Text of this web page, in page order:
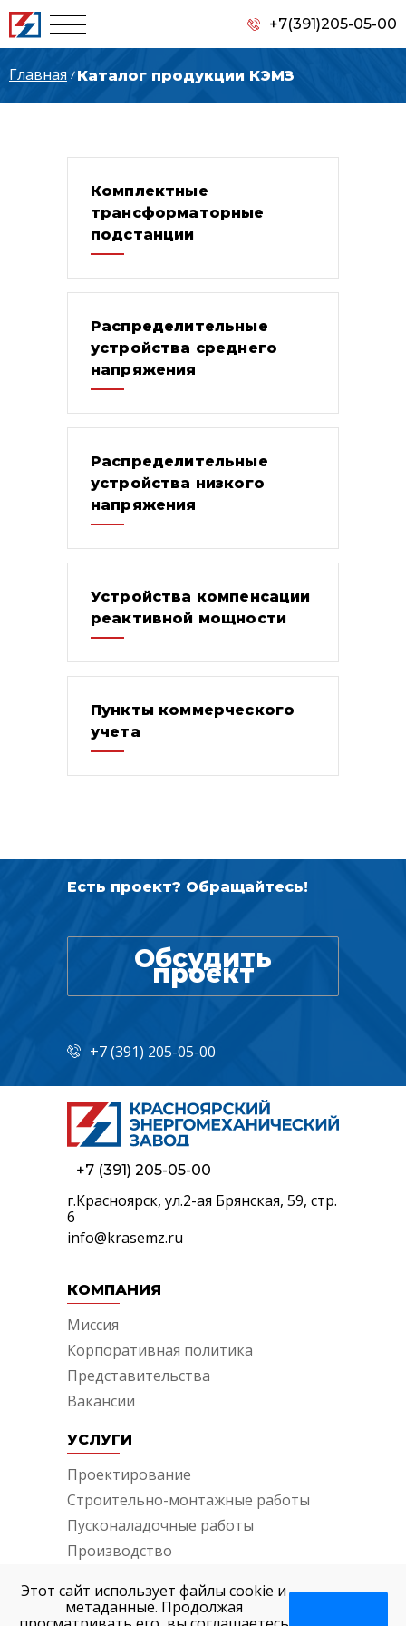
+7(391)205-05-00
Главная Каталог продукции КЭМЗ
Комплектные
трансформаторные
подстанции
Распределительные
устройства среднего
напряжения
Распределительные
устройства низкого
напряжения
Устройства компенсации
реактивной мощности
Пункты коммерческого
учета
Есть проект? Обращайтесь!
Обсудить
проект
+7 (391) 205-05-00
+7 (391) 205-05-00
г.Красноярск, ул.2-ая Брянская, 59, стр.
6
info@krasemz.ru
КОМПАНИЯ
Миссия
Корпоративная политика
Представительства
Вакансии
УСЛУГИ
Проектирование
Строительно-монтажные работы
Пусконаладочные работы
Производство
обслуживание
Консультирование и аудит
Этот сайт использует файлы cookie и
метаданные. Продолжая